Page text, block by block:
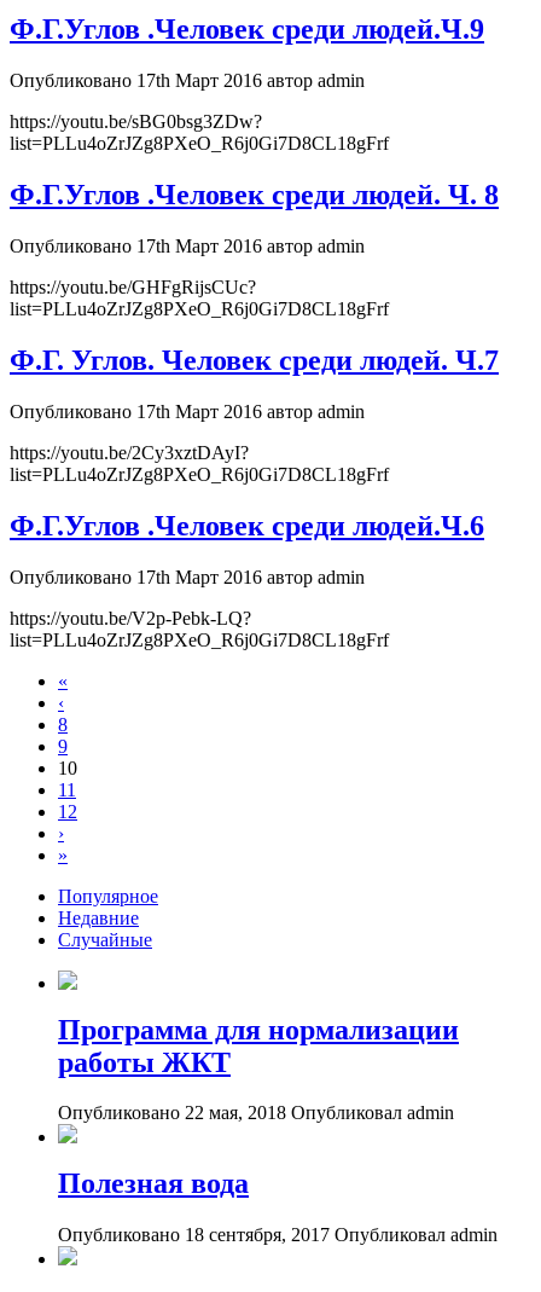
Ф.Г.Углов .Человек среди людей.Ч.9
Опубликовано 17th Март 2016 автор admin
https://youtu.be/sBG0bsg3ZDw?
list=PLLu4oZrJZg8PXeO_R6j0Gi7D8CL18gFrf
Ф.Г.Углов .Человек среди людей. Ч. 8
Опубликовано 17th Март 2016 автор admin
https://youtu.be/GHFgRijsCUc?
list=PLLu4oZrJZg8PXeO_R6j0Gi7D8CL18gFrf
Ф.Г. Углов. Человек среди людей. Ч.7
Опубликовано 17th Март 2016 автор admin
https://youtu.be/2Cy3xztDAyI?
list=PLLu4oZrJZg8PXeO_R6j0Gi7D8CL18gFrf
Ф.Г.Углов .Человек среди людей.Ч.6
Опубликовано 17th Март 2016 автор admin
https://youtu.be/V2p-Pebk-LQ?
list=PLLu4oZrJZg8PXeO_R6j0Gi7D8CL18gFrf
«
‹
8
9
10
11
12
›
»
Популярное
Недавние
Случайные
Программа для нормализации
работы ЖКТ
Опубликовано 22 мая, 2018 Опубликовал admin
Полезная вода
Опубликовано 18 сентября, 2017 Опубликовал admin